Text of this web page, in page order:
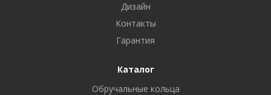
Дизайн
Контакты
Гарантия
Каталог
Обручальные кольца